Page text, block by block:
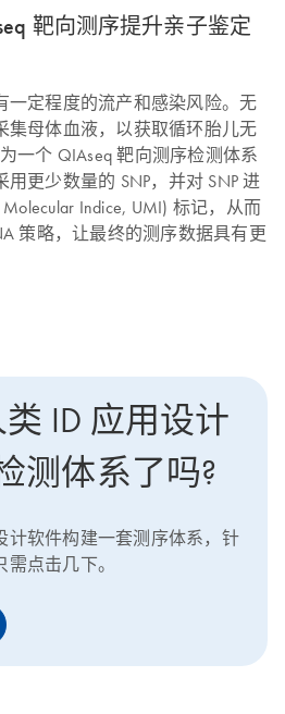
靶向测序提升亲子鉴定
一定程度的流产和感染风险。无
集母体血液，以获取循环胎儿无
一个 QIAseq 靶向测序检测体系
更少数量的 SNP，并对 SNP 进
Indice, UMI) 标记，从而
策略，让最终的测序数据具有更
ID 应用设计
测体系了吗?
计软件构建一套测序体系，针
点击几下。